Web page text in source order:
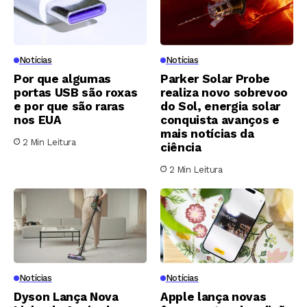
Notícias
Por que algumas
portas USB são roxas
e por que são raras
nos EUA
2 Min Leitura
Notícias
Parker Solar Probe
realiza novo sobrevoo
do Sol, energia solar
conquista avanços e
mais notícias da
ciência
2 Min Leitura
Notícias
Dyson Lança Nova
Notícias
Apple lança novas